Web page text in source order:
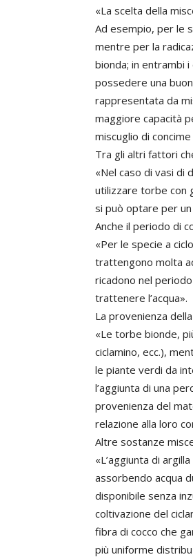
«La scelta della
Ad esempio, per le
mentre per la
bionda; in entrambi
possedere una
rappresentata da
maggiore capacità
miscuglio di
Tra gli altri fattori
«Nel caso di vasi di
utilizzare torbe con
si può optare per
Anche il periodo di
«Per le specie a
trattengono molta
ricadono nel
trattenere l’acqua».
La provenienza
«Le torbe bionde,
ciclamino, ecc.),
le piante verdi da
l’aggiunta di una
provenienza del
relazione alla loro
Altre sostanze
«L’aggiunta di
assorbendo acqua
disponibile senza
coltivazione del
fibra di cocco che
più uniforme